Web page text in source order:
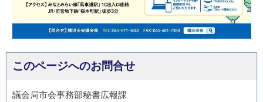
このページへのお問合せ
議会局市会事務部秘書広報課